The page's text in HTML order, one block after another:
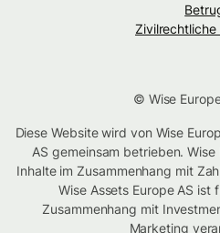
Zivilrechtliche
© Wise
Diese Website wird von Wise
AS gemeinsam betrieben.
Inhalte im Zusammenhang mit
Wise Assets Europe AS ist
Zusammenhang mit
Marketing